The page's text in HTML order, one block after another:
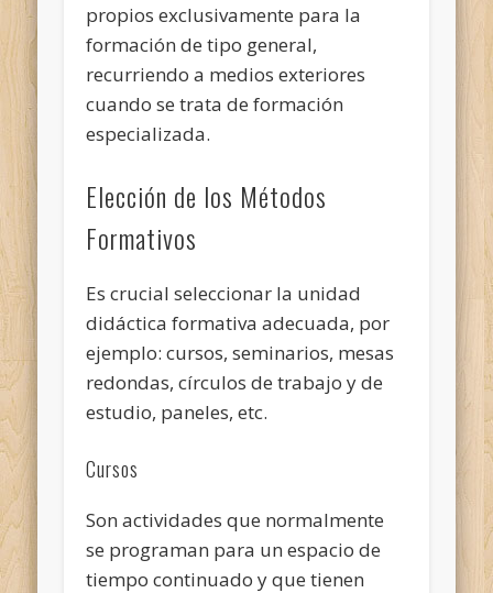
propios exclusivamente para la
formación de tipo general,
recurriendo a medios exteriores
cuando se trata de formación
especializada.
Elección de los Métodos
Formativos
Es crucial seleccionar la unidad
didáctica formativa adecuada, por
ejemplo: cursos, seminarios, mesas
redondas, círculos de trabajo y de
estudio, paneles, etc.
Cursos
Son actividades que normalmente
se programan para un espacio de
tiempo continuado y que tienen